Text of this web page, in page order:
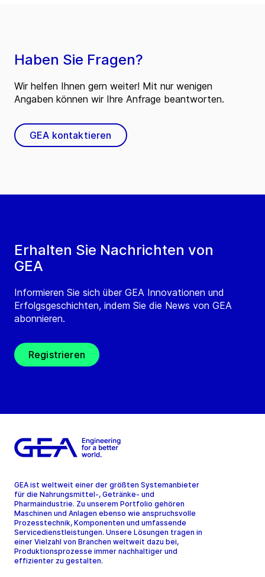
Erhalten Sie Nachrichten von
GEA
Informieren Sie sich über GEA Innovationen und
Erfolgsgeschichten, indem Sie die News von GEA
abonnieren.
Registrieren
Haben Sie Fragen?
Wir helfen Ihnen gern weiter! Mit nur wenigen
Angaben können wir Ihre Anfrage beantworten.
GEA kontaktieren
GEA ist weltweit einer der größten Systemanbieter
für die Nahrungsmittel-, Getränke- und
Pharmaindustrie. Zu unserem Portfolio gehören
Maschinen und Anlagen ebenso wie anspruchsvolle
Prozesstechnik, Komponenten und umfassende
Servicedienstleistungen. Unsere Lösungen tragen in
einer Vielzahl von Branchen weltweit dazu bei,
Produktionsprozesse immer nachhaltiger und
effizienter zu gestalten.